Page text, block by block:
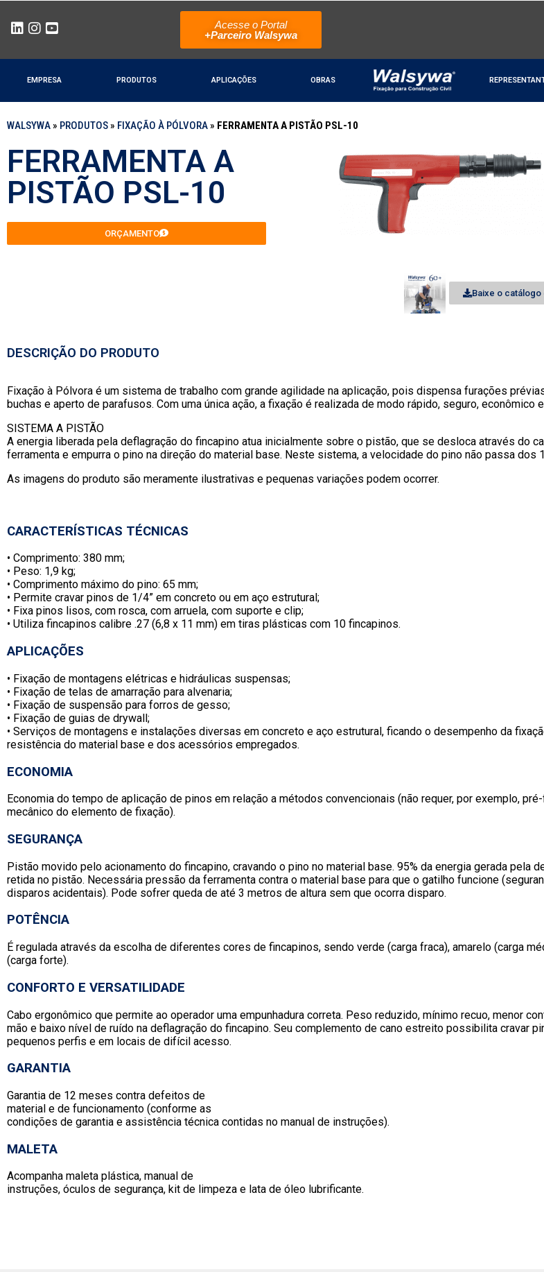
Acesse o Portal
+Parceiro Walsywa
EMPRESA PRODUTOS APLICAÇÕES OBRAS
WALSYWA» PRODUTOS» FIXAÇÃO À PÓLVORA» FERRAMENTA A PISTÃO PSL-10
FERRAMENTA A
PISTÃO PSL-10
ORÇAMENTO
Baixe o
DESCRIÇÃO DO PRODUTO
Fixação à Pólvora é um sistema de trabalho com grande agilidade na aplicação, pois dispensa furações
buchas e aperto de parafusos. Com uma única ação, a fixação é realizada de modo rápido, seguro, econômico
SISTEMA A PISTÃO
A energia liberada pela deflagração do fincapino atua inicialmente sobre o pistão, que se desloca através do
ferramenta e empurra o pino na direção do material base. Neste sistema, a velocidade do pino não passa dos
As imagens do produto são meramente ilustrativas e pequenas variações podem ocorrer.
CARACTERÍSTICAS TÉCNICAS
• Comprimento: 380 mm;
• Peso: 1,9 kg;
• Comprimento máximo do pino: 65 mm;
• Permite cravar pinos de 1/4” em concreto ou em aço estrutural;
• Fixa pinos lisos, com rosca, com arruela, com suporte e clip;
• Utiliza fincapinos calibre .27 (6,8 x 11 mm) em tiras plásticas com 10 fincapinos.
APLICAÇÕES
• Fixação de montagens elétricas e hidráulicas suspensas;
• Fixação de telas de amarração para alvenaria;
• Fixação de suspensão para forros de gesso;
• Fixação de guias de drywall;
• Serviços de montagens e instalações diversas em concreto e aço estrutural, ficando o desempenho da
resistência do material base e dos acessórios empregados.
ECONOMIA
Economia do tempo de aplicação de pinos em relação a métodos convencionais (não requer, por exemplo,
mecânico do elemento de fixação).
SEGURANÇA
Pistão movido pelo acionamento do fincapino, cravando o pino no material base. 95% da energia gerada pela
retida no pistão. Necessária pressão da ferramenta contra o material base para que o gatilho funcione
disparos acidentais). Pode sofrer queda de até 3 metros de altura sem que ocorra disparo.
POTÊNCIA
É regulada através da escolha de diferentes cores de fincapinos, sendo verde (carga fraca), amarelo (carga
(carga forte).
CONFORTO E VERSATILIDADE
Cabo ergonômico que permite ao operador uma empunhadura correta. Peso reduzido, mínimo recuo, menor
mão e baixo nível de ruído na deflagração do fincapino. Seu complemento de cano estreito possibilita cravar
pequenos perfis e em locais de difícil acesso.
GARANTIA
Garantia de 12 meses contra defeitos de
material e de funcionamento (conforme as
condições de garantia e assistência técnica contidas no manual de instruções).
MALETA
Acompanha maleta plástica, manual de
instruções, óculos de segurança, kit de limpeza e lata de óleo lubrificante.